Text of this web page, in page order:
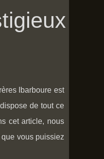
Ibarboure est
de tout ce
cet article, nous
vous puissiez